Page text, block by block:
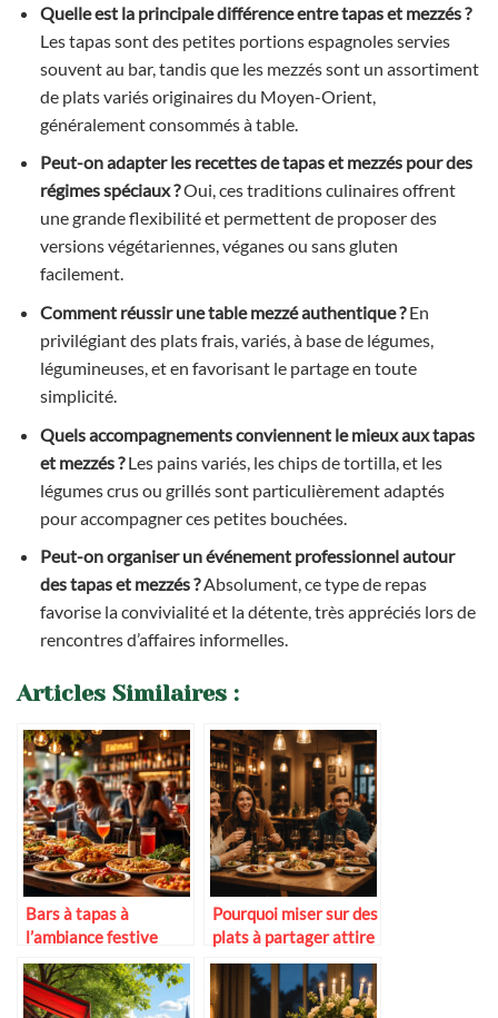
Quelle est la principale différence entre tapas et mezzés ?
Les tapas sont des petites portions espagnoles servies
souvent au bar, tandis que les mezzés sont un assortiment
de plats variés originaires du Moyen-Orient,
généralement consommés à table.
Peut-on adapter les recettes de tapas et mezzés pour des
régimes spéciaux ?Oui, ces traditions culinaires offrent
une grande flexibilité et permettent de proposer des
versions végétariennes, véganes ou sans gluten
facilement.
Comment réussir une table mezzé authentique ?En
privilégiant des plats frais, variés, à base de légumes,
légumineuses, et en favorisant le partage en toute
simplicité.
Quels accompagnements conviennent le mieux aux tapas
et mezzés ?Les pains variés, les chips de tortilla, et les
légumes crus ou grillés sont particulièrement adaptés
pour accompagner ces petites bouchées.
Peut-on organiser un événement professionnel autour
des tapas et mezzés ?Absolument, ce type de repas
favorise la convivialité et la détente, très appréciés lors de
rencontres d’affaires informelles.
Articles Similaires :
Bars à tapas à
l’ambiance festive
Pourquoi miser sur des
plats à partager attire
plus de clients